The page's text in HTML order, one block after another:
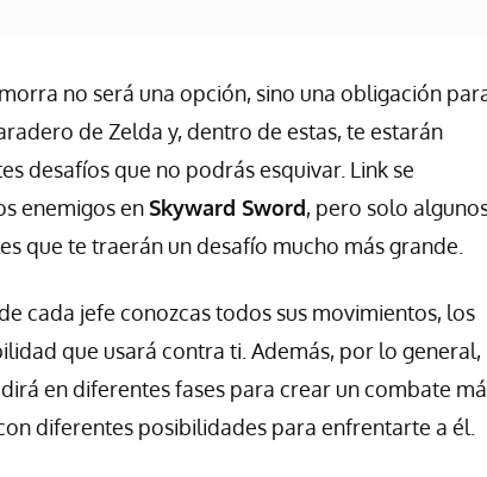
no será una opción, sino una obligación
de Zelda y, dentro de estas, te estarán
desafíos que no podrás esquivar. Link se
enemigos en Skyward Sword, pero solo
que te traerán un desafío mucho más grande.
cada jefe conozcas todos sus movimientos, los
que usará contra ti. Además, por lo general,
en diferentes fases para crear un combate
diferentes posibilidades para enfrentarte a él.